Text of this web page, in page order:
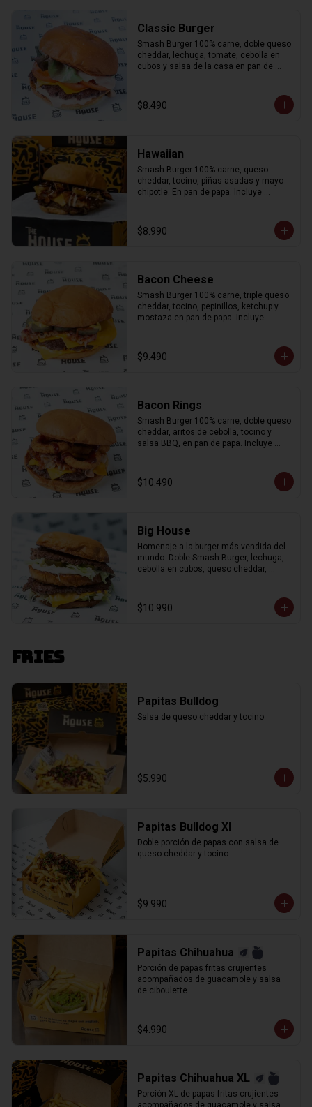
Classic Burger
Smash Burger 100% carne, doble queso
cheddar, lechuga, tomate, cebolla en
cubos y salsa de la casa en pan de
$8.490
Hawaiian
Smash Burger 100% carne, queso
cheddar, tocino, piñas asadas y mayo
chipotle. En pan de papa. Incluye
$8.990
Bacon Cheese
Smash Burger 100% carne, triple queso
cheddar, tocino, pepinillos, ketchup y
mostaza en pan de papa. Incluye
$9.490
Bacon Rings
Smash Burger 100% carne, doble queso
cheddar, aritos de cebolla, tocino y
salsa BBQ, en pan de papa. Incluye
$10.490
Big House
Homenaje a la burger más vendida del
mundo. Doble Smash Burger, lechuga,
cebolla en cubos, queso cheddar,
$10.990
Fries
Papitas Bulldog
Salsa de queso cheddar y tocino
$5.990
Papitas Bulldog Xl
Doble porción de papas con salsa de
queso cheddar y tocino
$9.990
Papitas Chihuahua
Porción de papas fritas crujientes
acompañados de guacamole y salsa
de ciboulette
$4.990
Papitas Chihuahua XL
Porción XL de papas fritas crujientes